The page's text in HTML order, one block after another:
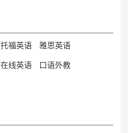
托福英语 雅思英语
在线英语 口语外教